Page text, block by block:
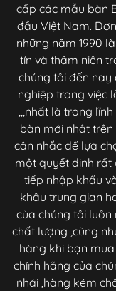
cấp các mẫu bàn
đầu Việt Nam.
những năm 1990
tín và thâm niên
chúng tôi đến nay
nghiệp trong việc
,,,nhất là trong
bàn mới nhât
cân nhắc để lựa
một quyết định rất
tiếp nhập khẩu
khâu trung gian
của chúng tôi
chất lượng ,cũng
hàng khi bạn
chính hãng của
nhái ,hàng kém